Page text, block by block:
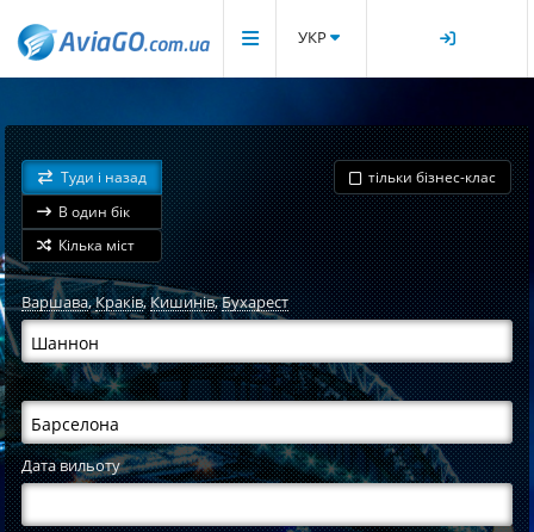
УКР
Туди і назад
В один бік
Кілька міст
тільки бізнес-клас
Варшава,Краків,Кишинів,Бухарест
Дата вильоту